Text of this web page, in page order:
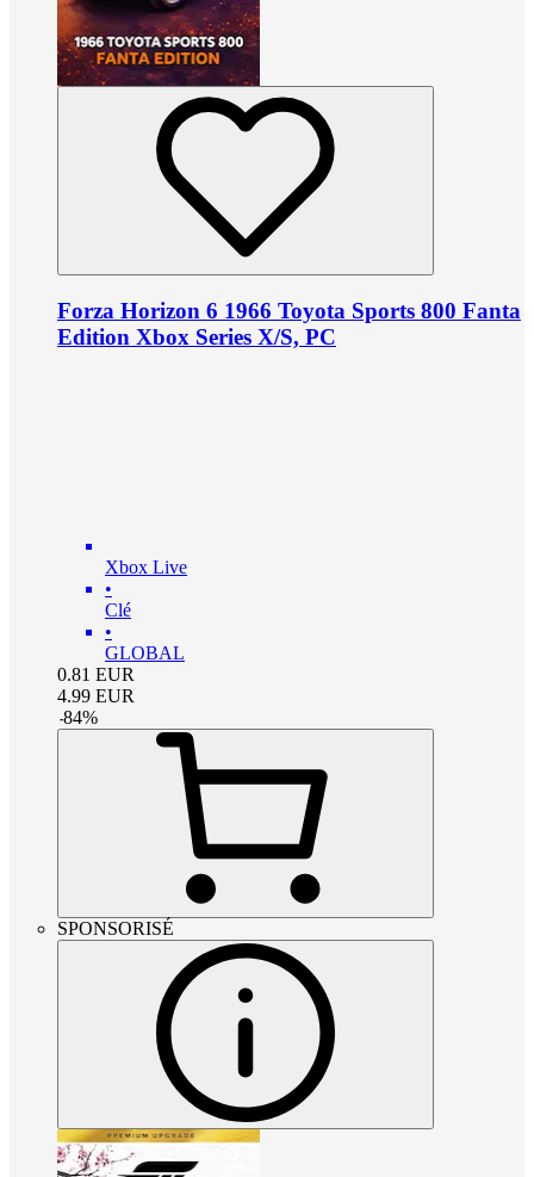
Forza Horizon 6 1966 Toyota Sports 800 Fanta
Edition Xbox Series X/S, PC
Xbox Live
•
Clé
•
GLOBAL
0.81 EUR
4.99 EUR
-84%
SPONSORISÉ